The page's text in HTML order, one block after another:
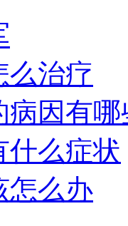
么治疗
病因有哪
什么症状
怎么办